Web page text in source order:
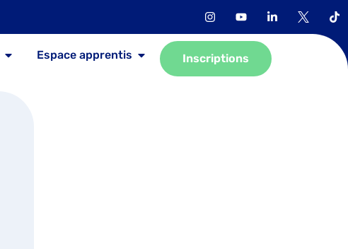
Espace apprentis Inscriptions